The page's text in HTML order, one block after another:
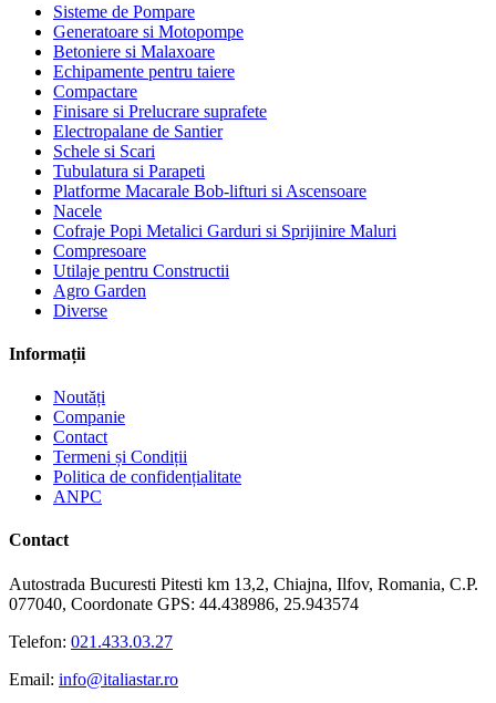
Sisteme de Pompare
Generatoare si Motopompe
Betoniere si Malaxoare
Echipamente pentru taiere
Compactare
Finisare si Prelucrare suprafete
Electropalane de Santier
Schele si Scari
Tubulatura si Parapeti
Platforme Macarale Bob-lifturi si Ascensoare
Nacele
Cofraje Popi Metalici Garduri si Sprijinire Maluri
Compresoare
Utilaje pentru Constructii
Agro Garden
Diverse
Informații
Noutăți
Companie
Contact
Termeni și Condiții
Politica de confidențialitate
ANPC
Contact
Autostrada Bucuresti Pitesti km 13,2, Chiajna, Ilfov, Romania, C.P.
077040, Coordonate GPS: 44.438986, 25.943574
Telefon: 021.433.03.27
Email: info@italiastar.ro